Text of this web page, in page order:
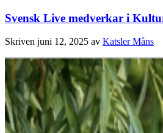
Svensk Live medverkar i
Skriven juni 12, 2025 av Katsler Måns